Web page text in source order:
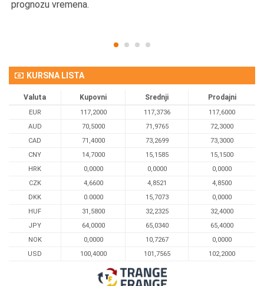
prognozu vremena.
KURSNA LISTA
Valuta Kupovni Srednji Prodajni
EUR 117,2000 117,3736
117,6000
AUD
70,5000 71,9765
72,3000
CAD
71,4000 73,2699
73,3000
CNY
14,7000 15,1585
15,1500
HRK
0,0000 0,0000
0,0000
CZK
4,6600 4,8521
4,8500
DKK
0.0000 15,7073
0,0000
HUF
31,5800 32,2325
32,4000
JPY
64,0000 65,0340
65,4000
NOK
0,0000 10,7267
0,0000
USD
100,4000 101,7565 102,2000